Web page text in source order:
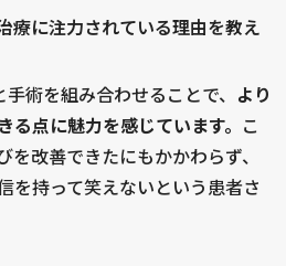
療に注力されている理由を教え
術を組み合わせることで、
より
る点に魅力を感じています。
こ
を改善できたにもかかわらず、
を持って笑えないという患者さ